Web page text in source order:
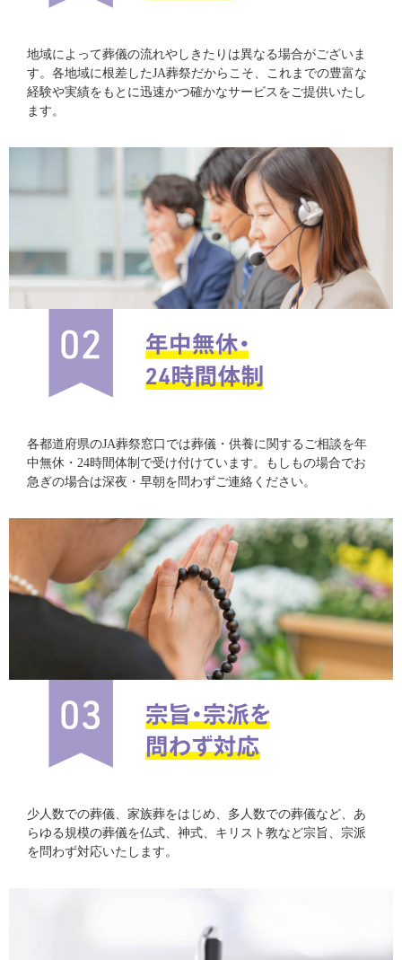
地域によって葬儀の流れやしきたりは異なる場合がございま
す。各地域に根差したJA葬祭だからこそ、これまでの豊富な
経験や実績をもとに迅速かつ確かなサービスをご提供いたし
ます。
各都道府県のJA葬祭窓口では葬儀・供養に関するご相談を年
中無休・24時間体制で受け付けています。もしもの場合でお
急ぎの場合は深夜・早朝を問わずご連絡ください。
少人数での葬儀、家族葬をはじめ、多人数での葬儀など、あ
らゆる規模の葬儀を仏式、神式、キリスト教など宗旨、宗派
を問わず対応いたします。